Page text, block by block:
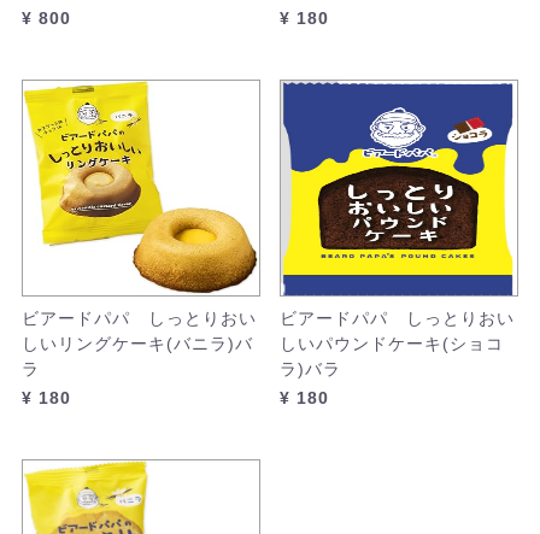
¥ 800
¥ 180
ビアードパパ しっとりおい
しいリングケーキ(バニラ)バ
ラ
¥ 180
ビアードパパ しっとりおい
しいパウンドケーキ(ショコ
ラ)バラ
¥ 180